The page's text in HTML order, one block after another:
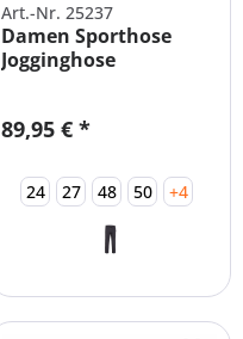
Art.-Nr. 25237
Damen Sporthose
Jogginghose
89,95 € *
24 27 48 50 +4